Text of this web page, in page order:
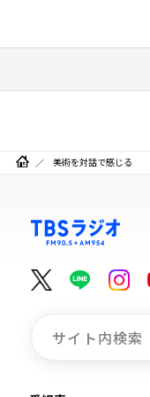
美術を対話で感じる